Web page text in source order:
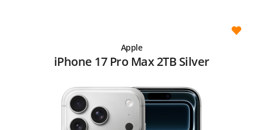
Apple
iPhone 17 Pro Max 2TB Silver